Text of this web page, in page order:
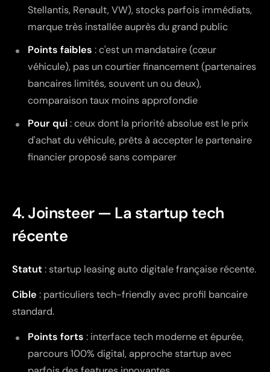
Stellantis, Renault, VW), stocks parfois immédiats,
marque très installée auprès du grand public
Points faibles : c'est un mandataire (cœur
véhicule), pas un courtier financement (partenaires
bancaires limités, souvent un ou deux),
comparaison taux moins approfondie
Pour qui: ceux dont la priorité absolue est le prix
d'achat du véhicule, prêts à accepter le partenaire
financier proposé sans comparer
4. Joinsteer — La startup tech
récente
Statut: startup leasing auto digitale française récente.
Cible : particuliers tech-friendly avec profil bancaire
standard.
Points forts : interface tech moderne et épurée,
parcours 100% digital, approche startup avec